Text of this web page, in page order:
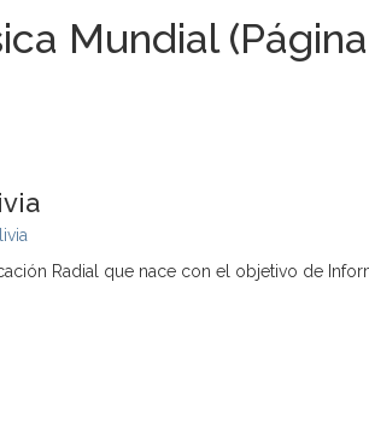
Mundial (Página
Radial que nace con el objetivo de